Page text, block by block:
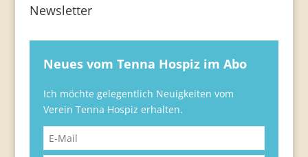
Newsletter
Neues vom Tenna Hospiz im Abo
Ich möchte gelegentlich Neuigkeiten vom
Verein Tenna Hospiz erhalten.